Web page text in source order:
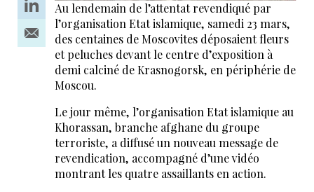
Au lendemain de l’attentat revendiqué par
l’organisation Etat islamique, samedi 23 mars,
des centaines de Moscovites déposaient fleurs
et peluches devant le centre d’exposition à
demi calciné de Krasnogorsk, en périphérie de
Moscou.
Le jour même, l’organisation Etat islamique au
Khorassan, branche afghane du groupe
terroriste, a diffusé un nouveau message de
revendication, accompagné d’une vidéo
montrant les quatre assaillants en action.